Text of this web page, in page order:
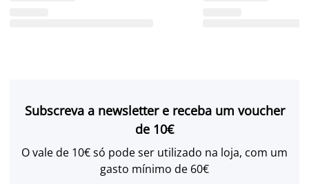
Subscreva a newsletter e receba um voucher
de 10€
O vale de 10€ só pode ser utilizado na loja, com um
gasto mínimo de 60€